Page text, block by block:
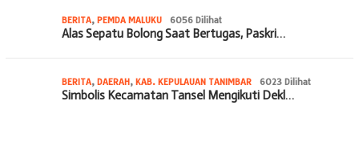
BERITA, PEMDA MALUKU 6056 Dilihat
Alas Sepatu Bolong Saat Bertugas, Paskri…
BERITA, DAERAH, KAB. KEPULAUAN TANIMBAR 6023 Dilihat
Simbolis Kecamatan Tansel Mengikuti Dekl…